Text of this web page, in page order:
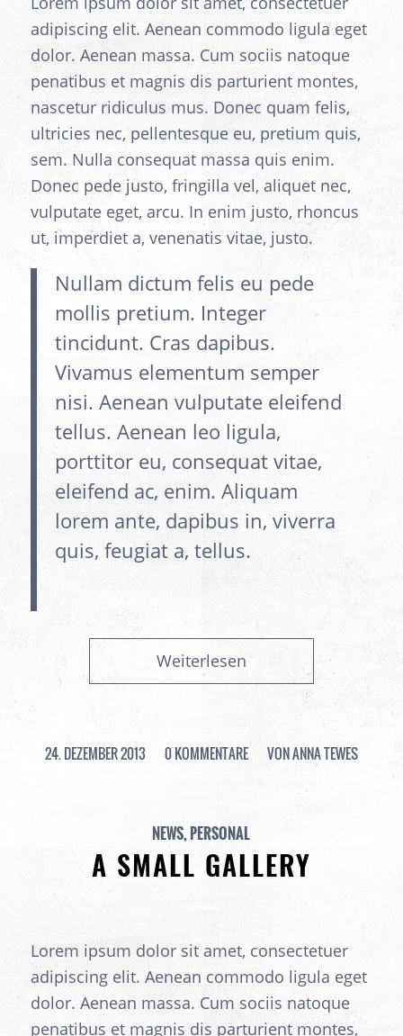
adipiscing elit. Aenean commodo ligula eget
dolor. Aenean massa. Cum sociis natoque
penatibus et magnis dis parturient montes,
nascetur ridiculus mus. Donec quam felis,
ultricies nec, pellentesque eu, pretium quis,
sem. Nulla consequat massa quis enim.
Donec pede justo, fringilla vel, aliquet nec,
vulputate eget, arcu. In enim justo, rhoncus
ut, imperdiet a, venenatis vitae, justo.
Nullam dictum felis eu pede
mollis pretium. Integer
tincidunt. Cras dapibus.
Vivamus elementum semper
nisi. Aenean vulputate eleifend
tellus. Aenean leo ligula,
porttitor eu, consequat vitae,
eleifend ac, enim. Aliquam
lorem ante, dapibus in, viverra
quis, feugiat a, tellus.
Weiterlesen
24. DEZEMBER 2013
/ 0 KOMMENTARE
/ VON ANNA TEWES
NEWS, PERSONAL
A SMALL GALLERY
Lorem ipsum dolor sit amet, consectetuer
adipiscing elit. Aenean commodo ligula eget
dolor. Aenean massa. Cum sociis natoque
penatibus et magnis dis parturient montes,